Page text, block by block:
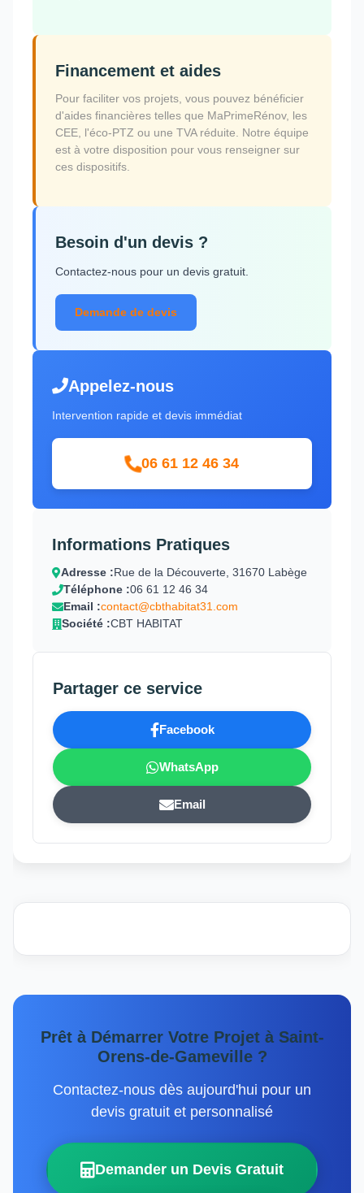
Financement et aides
Pour faciliter vos projets, vous pouvez bénéficier
d'aides financières telles que MaPrimeRénov, les
CEE, l'éco-PTZ ou une TVA réduite. Notre équipe
est à votre disposition pour vous renseigner sur
ces dispositifs.
Besoin d'un devis ?
Contactez-nous pour un devis gratuit.
Demande de devis
Appelez-nous
Intervention rapide et devis immédiat
06 61 12 46 34
Informations Pratiques
Adresse :Rue de la Découverte, 31670 Labège
Téléphone :06 61 12 46 34
Email :contact@cbthabitat31.com
Société :CBT HABITAT
Partager ce service
Facebook
WhatsApp
Email
Prêt à Démarrer Votre Projet à Saint-
Orens-de-Gameville ?
Contactez-nous dès aujourd'hui pour un
devis gratuit et personnalisé
Demander un Devis Gratuit